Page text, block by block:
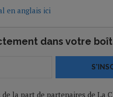
en anglais ici
dans votre
la part de partenaires de La